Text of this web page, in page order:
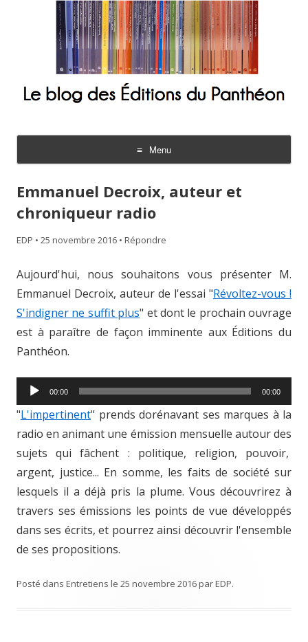
Menu
Aller
contenu
Emmanuel Decroix, auteur et
chroniqueur radio
EDP • 25 novembre 2016 • Répondre
Aujourd'hui, nous souhaitons vous présenter M.
Emmanuel Decroix, auteur de l'essai "Révoltez-vous !
S'indigner ne suffit plus" et dont le prochain ouvrage
est à paraître de façon imminente aux Éditions du
Panthéon.
e
t
e
u
r
a
u
d
o
00:00 00:00
"L'impertinent" prends dorénavant ses marques à la
radio en animant une émission mensuelle autour des
sujets qui fâchent : politique, religion, pouvoir,
argent, justice... En somme, les faits de société sur
lesquels il a déjà pris la plume. Vous découvrirez à
travers ses émissions les points de vue développés
dans ses écrits, et pourrez ainsi découvrir l'ensemble
de ses propositions.
Posté dans Entretiens le 25 novembre 2016parEDP.